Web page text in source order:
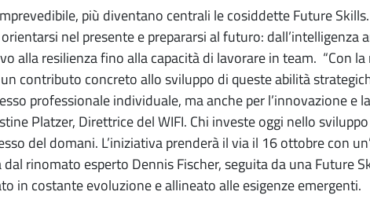
più diventano centrali le cosiddette Future
nel presente e prepararsi al futuro: dall’intelligenza
alla resilienza fino alla capacità di lavorare in team. “Con
contributo concreto allo sviluppo di queste abilità
professionale individuale, ma anche per l’innovazione e
Platzer, Direttrice del WIFI. Chi investe oggi nello
del domani. L’iniziativa prenderà il via il 16 ottobre con
rinomato esperto Dennis Fischer, seguita da una Future
in costante evoluzione e allineato alle esigenze emergenti.